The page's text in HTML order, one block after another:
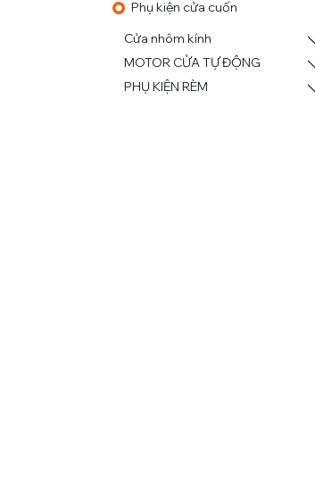
Phụ kiện cửa cuốn
Cửa nhôm kính
MOTOR CỬA TỰ ĐỘNG
PHỤ KIỆN RÈM